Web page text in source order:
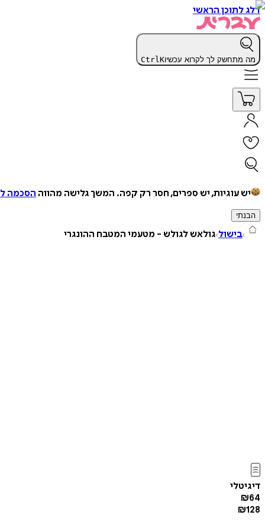
דלג לתוכן הראשי
מה מתחשק לך לקרוא עכשיו CtrlK
יש עוגיות, יש ספרים, חסר רק קפה. המשך גלישה מהווה הסכמה
הבנתי
בישול גולאש לגולש - מטעמי המטבח ההונגרי
דיגיטלי
₪64
₪128